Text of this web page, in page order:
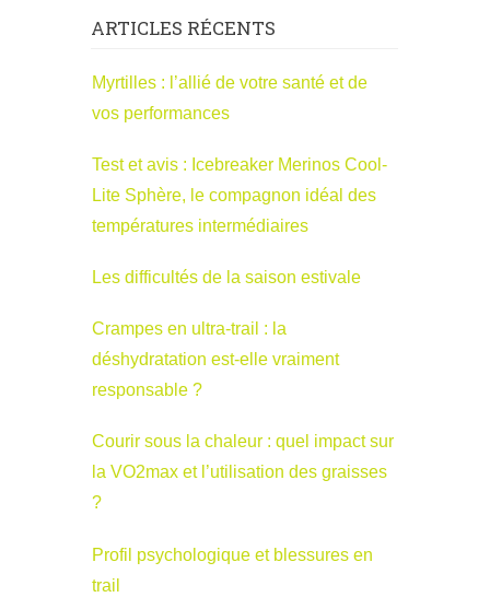
ARTICLES RÉCENTS
Myrtilles : l’allié de votre santé et de
vos performances
Test et avis : Icebreaker Merinos Cool-
Lite Sphère, le compagnon idéal des
températures intermédiaires
Les difficultés de la saison estivale
Crampes en ultra-trail : la
déshydratation est-elle vraiment
responsable ?
Courir sous la chaleur : quel impact sur
la VO2max et l’utilisation des graisses
?
Profil psychologique et blessures en
trail